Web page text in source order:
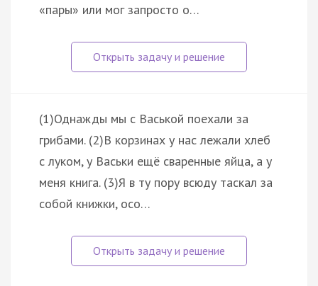
«пары» или мог запросто о…
(1)Однажды мы с Васькой поехали за
грибами. (2)В корзинах у нас лежали хлеб
с луком, у Васьки ещё сваренные яйца, а у
меня книга. (3)Я в ту пору всюду таскал за
собой книжки, осо…